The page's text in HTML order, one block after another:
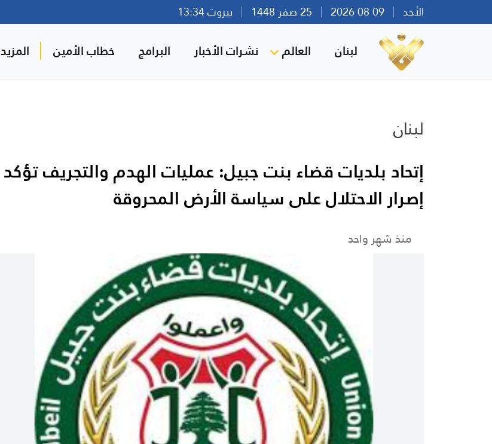
الأحد بيروت 13:34
لبنان العالم نشرات الأخبار البرامج خطاب الأمين المزيد
لبنان
إتحاد بلديات قضاء بنت جبيل: عمليات الهدم والتجريف تؤكد
إصرار الاحتلال على سياسة الأرض المحروقة
منذ شهر واحد